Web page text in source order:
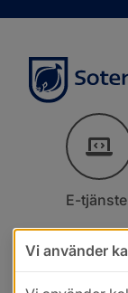
E-
Vi använder